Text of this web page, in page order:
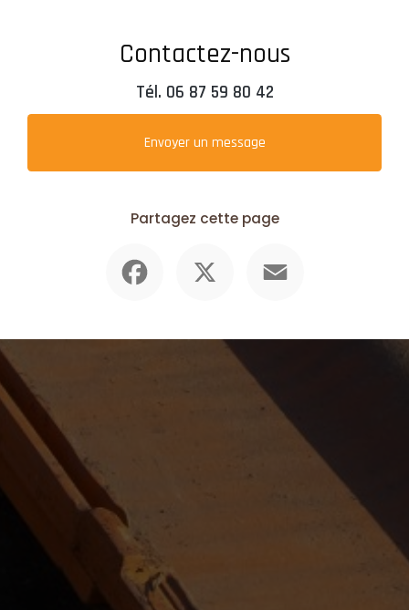
Contactez-nous
Tél. 06 87 59 80 42
Envoyer un message
Partagez cette page